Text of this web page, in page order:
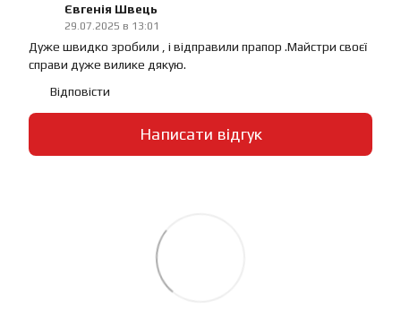
Євгенія Швець
29.07.2025 в 13:01
Дуже швидко зробили , і відправили прапор .Майстри своєї
справи дуже вилике дякую.
Відповісти
Написати відгук